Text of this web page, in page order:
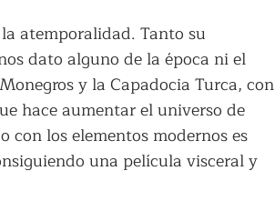
atemporalidad. Tanto su
dato alguno de la época ni el
y la Capadocia Turca, con
hace aumentar el universo de
los elementos modernos es
una película visceral y